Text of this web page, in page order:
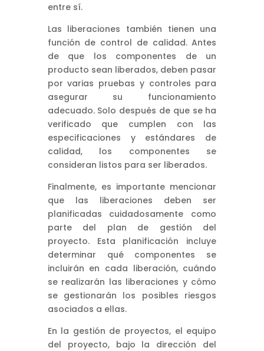
entre sí.
Las liberaciones también tienen una
función de control de calidad. Antes
de que los componentes de un
producto sean liberados, deben pasar
por varias pruebas y controles para
asegurar su funcionamiento
adecuado. Solo después de que se ha
verificado que cumplen con las
especificaciones y estándares de
calidad, los componentes se
consideran listos para ser liberados.
Finalmente, es importante mencionar
que las liberaciones deben ser
planificadas cuidadosamente como
parte del plan de gestión del
proyecto. Esta planificación incluye
determinar qué componentes se
incluirán en cada liberación, cuándo
se realizarán las liberaciones y cómo
se gestionarán los posibles riesgos
asociados a ellas.
En la gestión de proyectos, el equipo
del proyecto, bajo la dirección del